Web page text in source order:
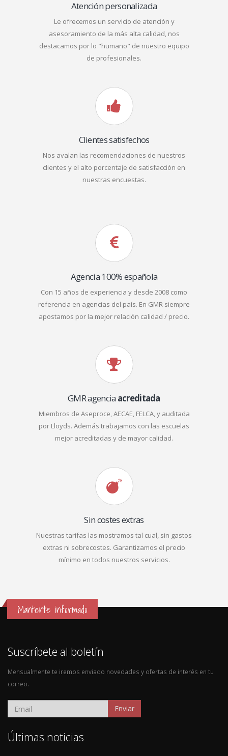
Atención personalizada
Le ofrecemos un servicio de atención y
asesoramiento de la más alta calidad, nos
destacamos por lo "humano" de nuestro equipo
de profesionales.
Clientes satisfechos
Nos avalan las recomendaciones de nuestros
clientes y el alto porcentaje de satisfacción en
nuestras encuestas.
Agencia 100% española
Con 15 años de experiencia y desde 2008 como
referencia en agencias del país. En GMR siempre
apostamos por la mejor relación calidad / precio.
GMR agencia acreditada
Miembros de Aseproce, AECAE, FELCA, y auditada
por Lloyds. Además trabajamos con las escuelas
mejor acreditadas y de mayor calidad.
Sin costes extras
Nuestras tarifas las mostramos tal cual, sin gastos
extras ni sobrecostes. Garantizamos el precio
mínimo en todos nuestros servicios.
Mantente informado
Suscríbete al boletín
Mensualmente te iremos enviado novedades y ofertas de interés en tu
correo.
Enviar
Últimas noticias